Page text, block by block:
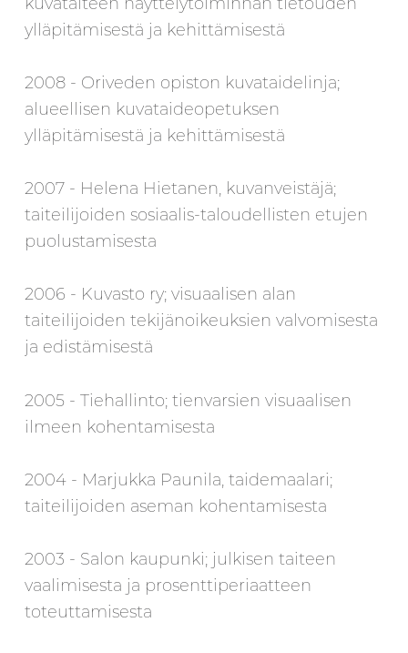
ylläpitämisestä ja kehittämisestä
2008 - Oriveden opiston kuvataidelinja;
alueellisen kuvataideopetuksen
ylläpitämisestä ja kehittämisestä
2007 - Helena Hietanen, kuvanveistäjä;
taiteilijoiden sosiaalis-taloudellisten etujen
puolustamisesta
2006 - Kuvasto ry; visuaalisen alan
taiteilijoiden tekijänoikeuksien valvomisesta
ja edistämisestä
2005 - Tiehallinto; tienvarsien visuaalisen
ilmeen kohentamisesta
2004 - Marjukka Paunila, taidemaalari;
taiteilijoiden aseman kohentamisesta
2003 - Salon kaupunki; julkisen taiteen
vaalimisesta ja prosenttiperiaatteen
toteuttamisesta